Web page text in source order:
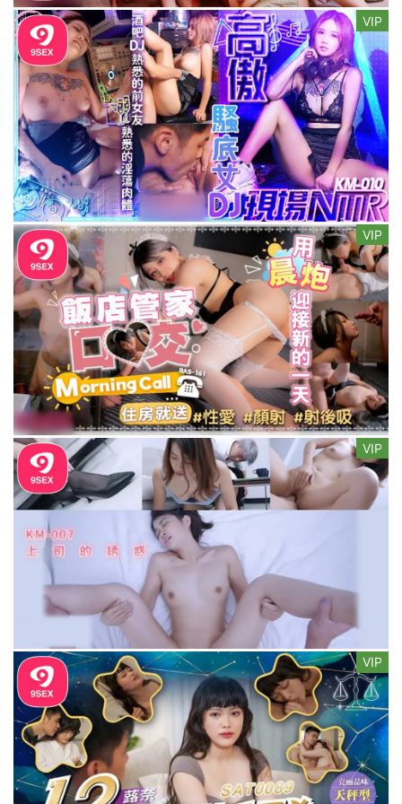
VIP
VIP
VIP
VIP